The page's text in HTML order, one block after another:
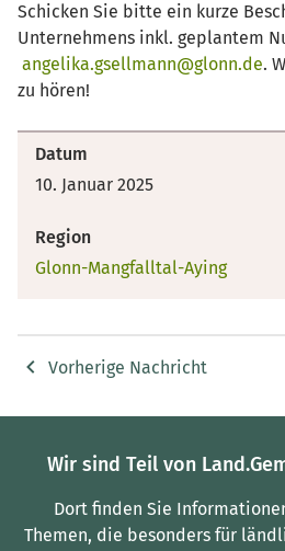
Schicken Sie bitte ein kurze
Unternehmens inkl. geplantem
angelika.gsellmann@glonn.de.
zu hören!
Datum
10. Januar 2025
Region
Glonn-Mangfalltal-Aying
Vorherige Nachricht
Wir sind Teil von
Dort finden Sie
Themen, die besonders für